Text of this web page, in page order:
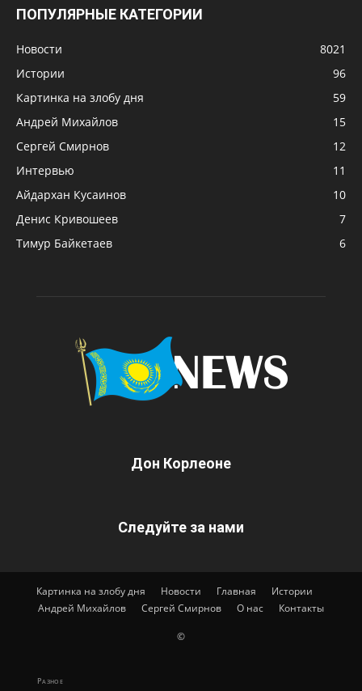
ПОПУЛЯРНЫЕ КАТЕГОРИИ
Новости
8021
Истории
96
Картинка на злобу дня
59
Андрей Михайлов
15
Сергей Смирнов
12
Интервью
11
Айдархан Кусаинов
10
Денис Кривошеев
7
Тимур Байкетаев
6
Дон Корлеоне
Следуйте за нами
Картинка на злобу дня Новости Главная
Истории
Андрей Михайлов
Сергей Смирнов О нас Контакты
©
Разное